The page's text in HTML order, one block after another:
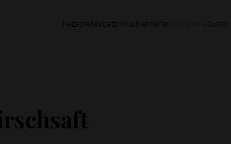
RezepteMagazin Küchenhelfer Gusto